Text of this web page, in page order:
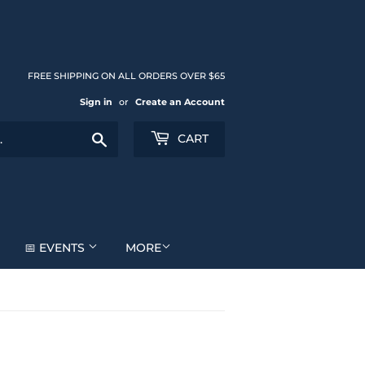
FREE SHIPPING ON ALL ORDERS OVER $65
Sign in or Create an Account
CART
📅 EVENTS MORE